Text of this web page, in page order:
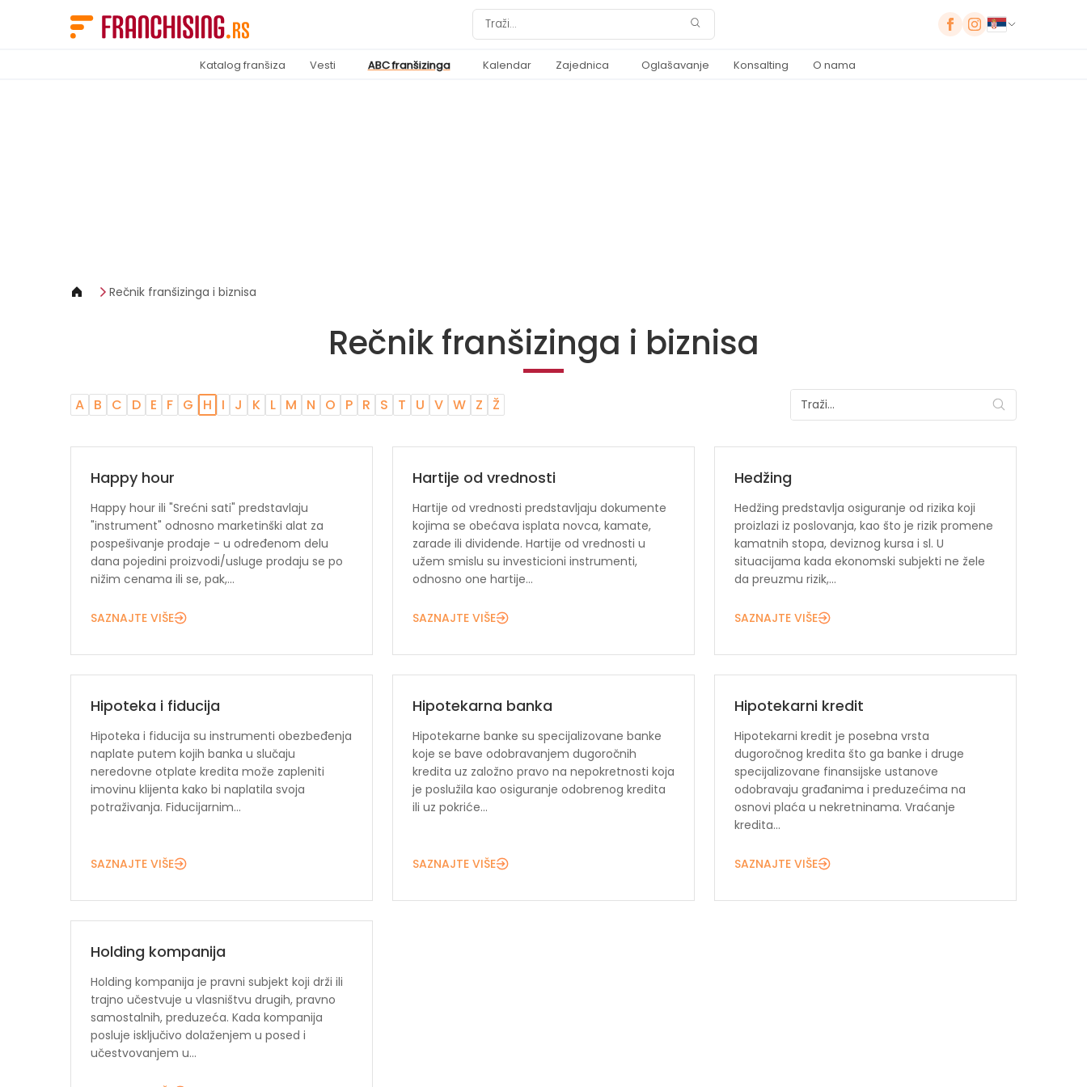
Katalog franšiza Vesti ABC franšizinga Kalendar Zajednica Oglašavanje Konsalting O nama
Rečnik franšizinga i biznisa
Rečnik franšizinga i biznisa
A B C D E F G H I J K L M N O P R S T U V W Z Ž
Happy hour
Happy hour ili "Srećni sati" predstavlaju
"instrument" odnosno marketinški alat za
pospešivanje prodaje - u određenom delu
dana pojedini proizvodi/usluge prodaju se po
nižim cenama ili se, pak,...
SAZNAJTE VIŠE
Hartije od vrednosti
Hartije od vrednosti predstavljaju dokumente
kojima se obećava isplata novca, kamate,
zarade ili dividende. Hartije od vrednosti u
užem smislu su investicioni instrumenti,
odnosno one hartije...
SAZNAJTE VIŠE
Hedžing
Hedžing predstavlja osiguranje od rizika koji
proizlazi iz poslovanja, kao što je rizik promene
kamatnih stopa, deviznog kursa i sl. U
situacijama kada ekonomski subjekti ne žele
da preuzmu rizik,...
SAZNAJTE VIŠE
Hipoteka i fiducija
Hipoteka i fiducija su instrumenti obezbeđenja
naplate putem kojih banka u slučaju
neredovne otplate kredita može zapleniti
imovinu klijenta kako bi naplatila svoja
potraživanja. Fiducijarnim...
SAZNAJTE VIŠE
Hipotekarna banka
Hipotekarne banke su specijalizovane banke
koje se bave odobravanjem dugoročnih
kredita uz založno pravo na nepokretnosti koja
je poslužila kao osiguranje odobrenog kredita
ili uz pokriće...
SAZNAJTE VIŠE
Hipotekarni kredit
Hipotekarni kredit je posebna vrsta
dugoročnog kredita što ga banke i druge
specijalizovane finansijske ustanove
odobravaju građanima i preduzećima na
osnovi plaća u nekretninama. Vraćanje
kredita...
SAZNAJTE VIŠE
Holding kompanija
Holding kompanija je pravni subjekt koji drži ili
trajno učestvuje u vlasništvu drugih, pravno
samostalnih, preduzeća. Kada kompanija
posluje isključivo dolaženjem u posed i
učestvovanjem u...